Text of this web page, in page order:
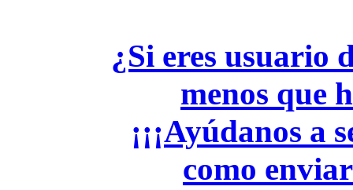
¿Si eres usuario
menos que
¡¡¡Ayúdanos a
como